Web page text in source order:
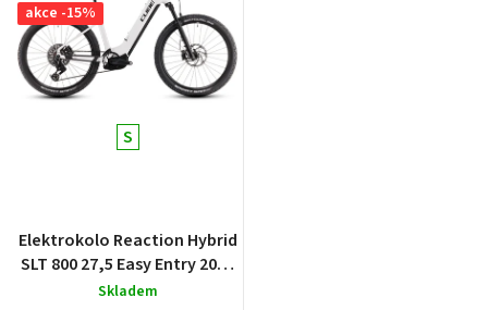
akce -15%
S
Elektrokolo Reaction Hybrid
SLT 800 27,5 Easy Entry 2025
metallicwhite´n´black
Skladem